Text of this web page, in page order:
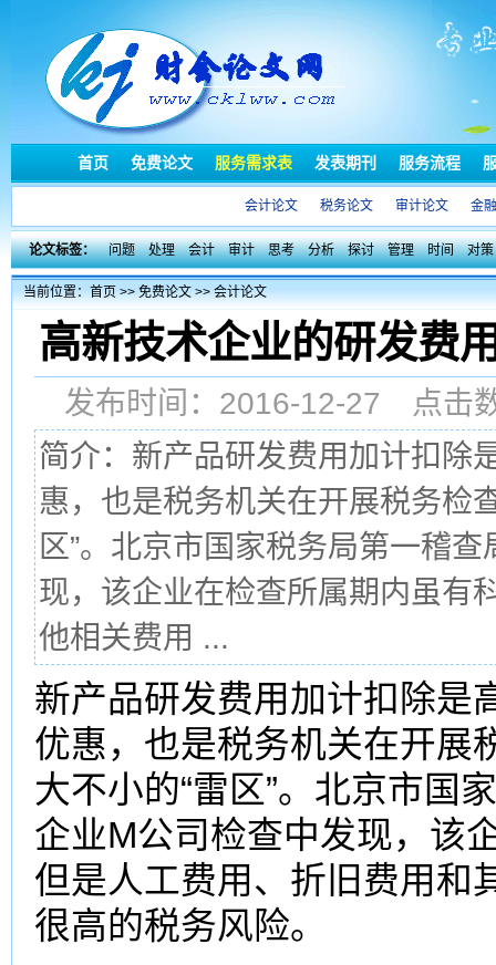
首页 免费论文 服务需求表 发表期刊 服务流程
会计论文 税务论文 审计论文 金
论文标签： 问题 处理 会计 审计 思考 分析 探讨 管理 时间 对策
当前位置：首页>>免费论文>>会计论文
高新技术企业的研发费
发布时间：2016-12-27 点
简介：新产品研发费用加计扣除
惠，也是税务机关在开展税务检
区”。北京市国家税务局第一稽
现，该企业在检查所属期内虽有
他相关费用 ...
新产品研发费用加计扣除是
优惠，也是税务机关在开展
大不小的“雷区”。北京市国
企业M公司检查中发现，该
但是人工费用、折旧费用和
很高的税务风险。